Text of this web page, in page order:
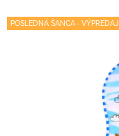
POSLEDNÁ ŠANCA - VÝPREDAJ